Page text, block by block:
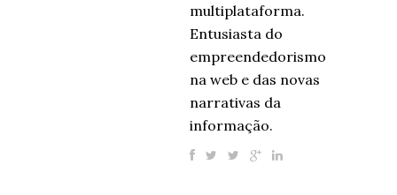
multiplataforma.
Entusiasta do
empreendedorismo
na web e das novas
narrativas da
informação.